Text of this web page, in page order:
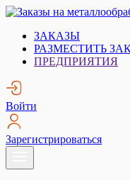
Skip
content
Заказы на
Металлообработка.
ЗАКАЗЫ
РАЗМЕСТИТЬ
ПРЕДПРИЯТИЯ
Войти
Зарегистрироваться